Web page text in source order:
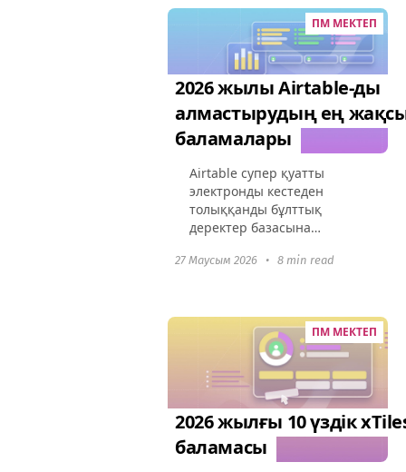
өзгертіп,
ынтымақтастықты
жақсартатынын...
ПМ МЕКТЕП
2026 жылы Airtable-ды
алмастырудың ең
баламалары
Airtable супер қуатты
электронды кестеден
толыққанды бұлттық
деректер базасына
кеңейтілген
Көптеген компаниялар
қазір артық жүктелген
интерфейс, рөлге...
27 Маусым 2026 • 8 min read
ПМ МЕКТЕП
2026 жылғы 10 үздік
баламасы